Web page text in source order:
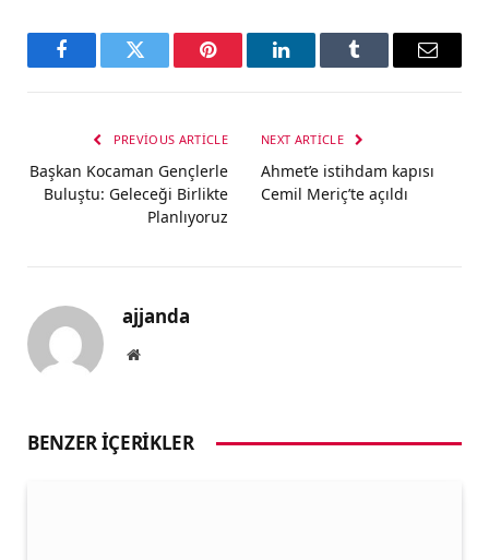
FacebookTwitter Pinterest LinkedInTumblr Email
PREVIOUS ARTICLE
Başkan Kocaman Gençlerle
Buluştu: Geleceği Birlikte
Planlıyoruz
NEXT ARTICLE
Ahmet’e istihdam kapısı
Cemil Meriç’te açıldı
ajjanda
Website
BENZER İÇERIKLER